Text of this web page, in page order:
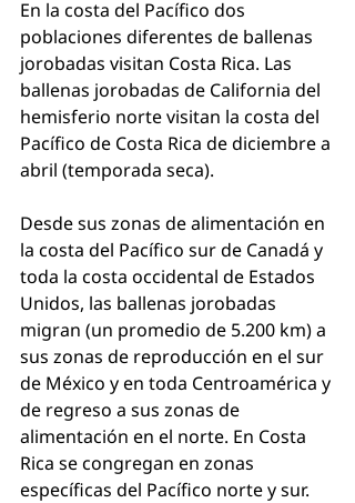
En la costa del Pacífico dos
poblaciones diferentes de ballenas
jorobadas visitan Costa Rica. Las
ballenas jorobadas de California del
hemisferio norte visitan la costa del
Pacífico de Costa Rica de diciembre a
abril (temporada seca).
Desde sus zonas de alimentación en
la costa del Pacífico sur de Canadá y
toda la costa occidental de Estados
Unidos, las ballenas jorobadas
migran (un promedio de 5.200 km) a
sus zonas de reproducción en el sur
de México y en toda Centroamérica y
de regreso a sus zonas de
alimentación en el norte. En Costa
Rica se congregan en zonas
específicas del Pacífico norte y sur.